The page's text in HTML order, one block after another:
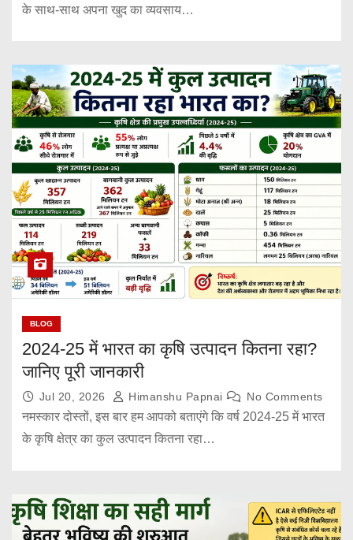
के साथ-साथ अपना खुद का व्यवसाय…
BLOG
2024-25 में भारत का कृषि उत्पादन कितना रहा?
जानिए पूरी जानकारी
Jul 20, 2026 Himanshu Papnai No Comments
नमस्कार दोस्तों, इस बार हम आपको बताएंगे कि वर्ष 2024-25 में भारत
के कृषि क्षेत्र का कुल उत्पादन कितना रहा…